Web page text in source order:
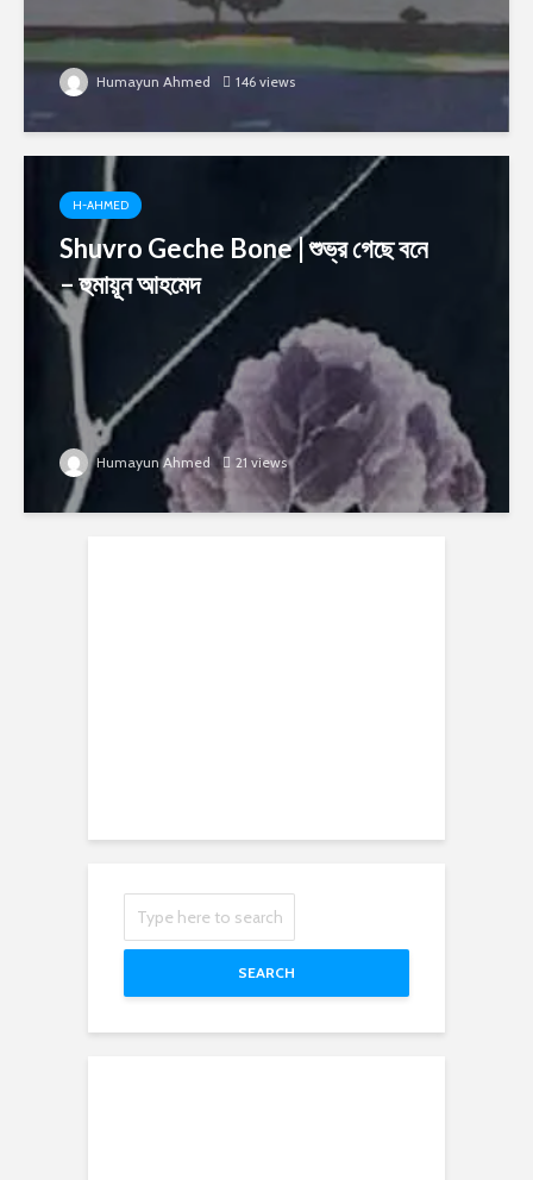
Humayun Ahmed 146 views
H-AHMED
Shuvro Geche Bone | শুভ্র গেছে বনে
– হুমায়ূন আহমেদ
Humayun Ahmed 21 views
SEARCH